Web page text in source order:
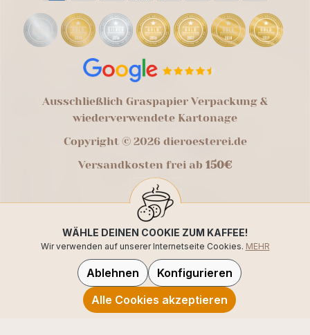
Ausschließlich Graspapier Verpackung &
wiederverwendete Kartonage
Copyright © 2026 dieroesterei.de
Versandkosten frei ab 150€
WÄHLE DEINEN COOKIE ZUM KAFFEE!
Wir verwenden auf unserer Internetseite Cookies. MEHR
Ablehnen
Konfigurieren
Alle Cookies akzeptieren